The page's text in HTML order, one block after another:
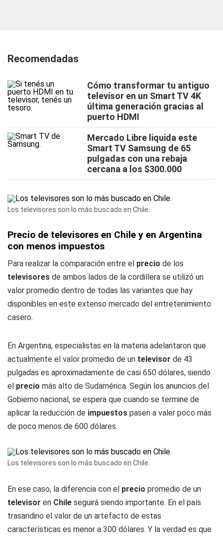
Recomendadas
Cómo transformar tu antiguo
televisor en un Smart TV 4K
última generación gracias al
puerto HDMI
Mercado Libre liquida este
Smart TV Samsung de 65
pulgadas con una rebaja
cercana a los $300.000
Los televisores son lo más buscado en Chile.
Precio de televisores en Chile y en Argentina
con menos impuestos
Para realizar la comparación entre el precio de los
televisores de ambos lados de la cordillera se utilizó un
valor promedio dentro de todas las variantes que hay
disponibles en este extenso mercado del entretenimiento
casero.
En Argentina, especialistas en la materia adelantaron que
actualmente el valor promedio de un televisor de 43
pulgadas es aproximadamente de casi 650 dólares, siendo
el precio más alto de Sudamérica. Según los anuncios del
Gobierno nacional, se espera que cuando se termine de
aplicar la reducción de impuestos pasen a valer poco más
de poco menos de 600 dólares.
Los televisores son lo más buscado en Chile.
En ese caso, la diferencia con el precio promedio de un
televisor en Chile seguirá siendo importante. En el país
trasandino el valor de un artefacto de estas
características es menor a 300 dólares. Y la verdad es que